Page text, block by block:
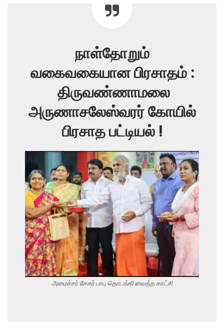
நாள்தோறும்
வகைவகையான பிரசாதம் :
திருவண்ணாமலை
அருணாசலேஸ்வரர் கோயில்
பிரசாத பட்டியல் !
அமைச்சர் சேகர் பாபு தொடங்கி வைத்த காட்சி